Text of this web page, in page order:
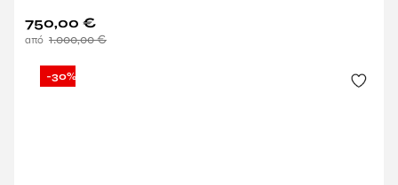
1.000,00€
750,00 €
-30%